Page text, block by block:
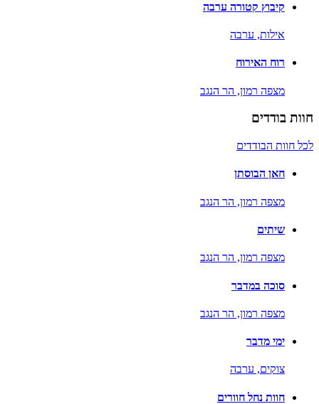
קיבוץ קטורה ערבה
אילות, ערבה
רוח האירוח
מצפה רמון, הר הנגב
חוות בודדים
לכל חוות הבודדים
חאן הבוסתן
מצפה רמון, הר הנגב
שיתים
מצפה רמון, הר הנגב
סוכה במדבר
מצפה רמון, הר הנגב
ימי מדבר
צוקים, ערבה
חוות נחל חוורים